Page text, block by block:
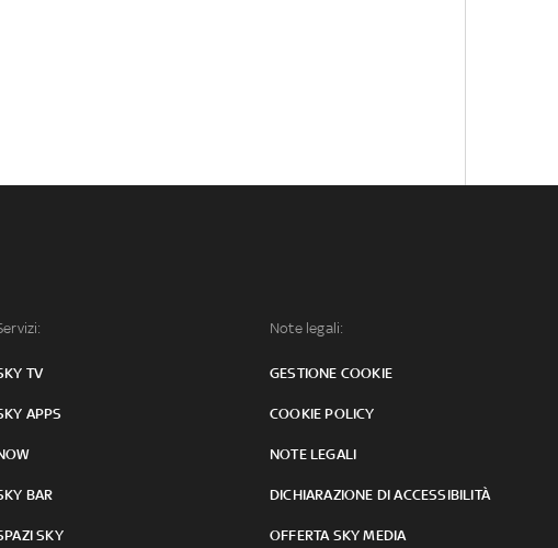
TV
APPS
BAR
SKY
Note legali:
GESTIONE COOKIE
COOKIE POLICY
NOTE LEGALI
DICHIARAZIONE DI ACCESSIBILITÀ
OFFERTA SKY MEDIA